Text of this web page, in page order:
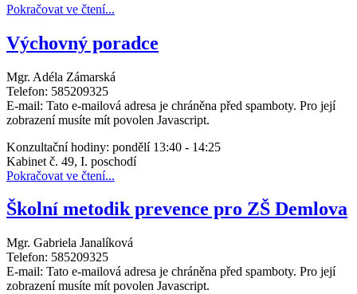
Pokračovat ve čtení...
Výchovný poradce
Mgr. Adéla Zámarská
Telefon: 585209325
E-mail: Tato e-mailová adresa je chráněna před spamboty. Pro její
zobrazení musíte mít povolen Javascript.
Konzultační hodiny: pondělí 13:40 - 14:25
Kabinet č. 49, I. poschodí
Pokračovat ve čtení...
Školní metodik prevence pro ZŠ Demlova
Mgr. Gabriela Janalíková
Telefon: 585209325
E-mail: Tato e-mailová adresa je chráněna před spamboty. Pro její
zobrazení musíte mít povolen Javascript.